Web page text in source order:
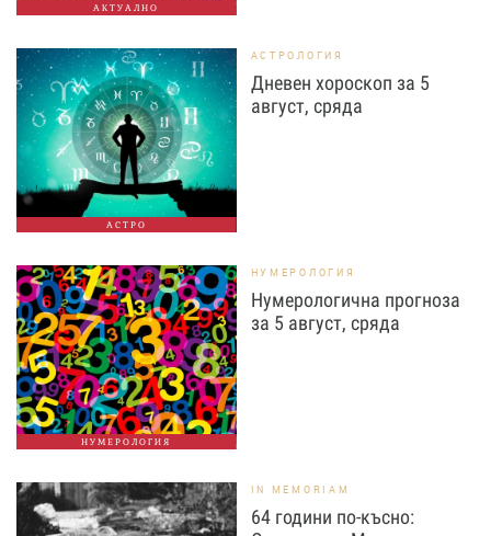
АКТУАЛНО
АСТРО
АСТРОЛОГИЯ
Дневен хороскоп за 5
август, сряда
НУМЕРОЛОГИЯ
НУМЕРОЛОГИЯ
Нумерологична прогноза
за 5 август, сряда
IN MEMORIAM
64 години по-късно: